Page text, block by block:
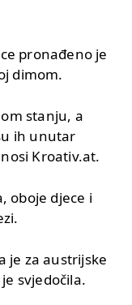
pronađeno je
dimom.
stanju, a
ih unutar
Kroativ.at.
oboje djece i
je za austrijske
svjedočila.